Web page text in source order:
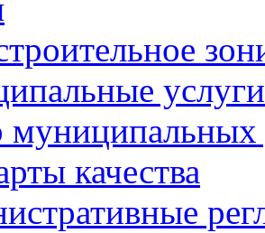
услуги
муниципальных
качества